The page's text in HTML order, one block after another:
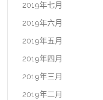
2019年七月
2019年六月
2019年五月
2019年四月
2019年三月
2019年二月